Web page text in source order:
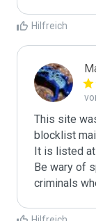
Hilfreich
This site
blocklist
It is listed
Be wary of
criminals